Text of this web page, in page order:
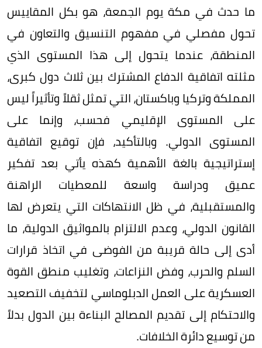
ما حدث في مكة يوم الجمعة، هو بكل المقاييس
تحول مفصلي في مفهوم التنسيق والتعاون في
المنطقة، عندما يتحول إلى هذا المستوى الذي
مثلته اتفاقية الدفاع المشترك بين ثلاث دول كبرى،
المملكة وتركيا وباكستان، التي تمثل ثقلاً وتأثيراً ليس
على المستوى الإقليمي فحسب، وإنما على
المستوى الدولي. وبالتأكيد، فإن توقيع اتفاقية
إستراتيجية بالغة الأهمية كهذه يأتي بعد تفكير
عميق ودراسة واسعة للمعطيات الراهنة
والمستقبلية، في ظل الانتهاكات التي يتعرض لها
القانون الدولي، وعدم الالتزام بالمواثيق الدولية، ما
أدى إلى حالة قريبة من الفوضى في اتخاذ قرارات
السلم والحرب، وفض النزاعات، وتغليب منطق القوة
العسكرية على العمل الدبلوماسي لتخفيف التصعيد
والاحتكام إلى تقديم المصالح البناءة بين الدول بدلاً
من توسيع دائرة الخلافات.